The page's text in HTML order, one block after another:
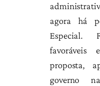
agora há
Especial.
favoráveis
proposta,
governo